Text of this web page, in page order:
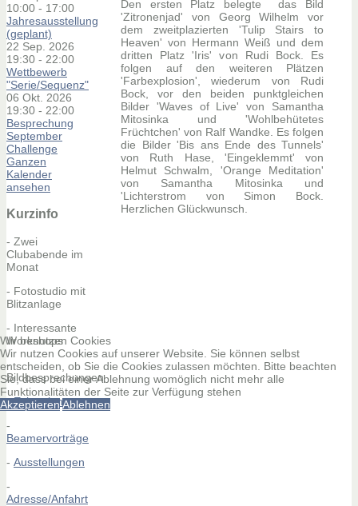
10:00 - 17:00
Jahresausstellung
(geplant)
22 Sep. 2026
19:30 - 22:00
Wettbewerb
"Serie/Sequenz"
06 Okt. 2026
19:30 - 22:00
Besprechung
September
Challenge
Ganzen
Kalender
ansehen
Kurzinfo
- Zwei
Clubabende im
Monat
- Fotostudio mit
Blitzanlage
- Interessante
Workshops
-
Bildbesprechungen
-Exkursionen
-
Beamervorträge
- Ausstellungen
-
Adresse/Anfahrt
Den ersten Platz belegte das Bild
'Zitronenjad' von Georg Wilhelm vor
dem zweitplazierten 'Tulip Stairs to
Heaven' von Hermann Weiß und dem
dritten Platz 'Iris' von Rudi Bock. Es
folgen auf den weiteren Plätzen
'Farbexplosion', wiederum von Rudi
Bock, vor den beiden punktgleichen
Bilder 'Waves of Live' von Samantha
Mitosinka und 'Wohlbehütetes
Früchtchen' von Ralf Wandke. Es folgen
die Bilder 'Bis ans Ende des Tunnels'
von Ruth Hase, 'Eingeklemmt' von
Helmut Schwalm, 'Orange Meditation'
von Samantha Mitosinka und
'Lichterstrom von Simon Bock.
Herzlichen Glückwunsch.
Wir benutzen Cookies
Wir nutzen Cookies auf unserer Website. Sie können selbst
entscheiden, ob Sie die Cookies zulassen möchten. Bitte beachten
Sie, dass bei einer Ablehnung womöglich nicht mehr alle
Funktionalitäten der Seite zur Verfügung stehen
Akzeptieren Ablehnen